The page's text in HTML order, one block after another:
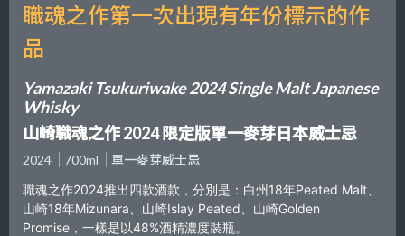
職魂之作第一次出現有年份標示的作
品
Yamazaki Tsukuriwake 2024 Single Malt Japanese
Whisky
山崎職魂之作 2024 限定版單一麥芽日本威士忌
2024 700ml
單一麥芽威士忌
職魂之作2024推出四款酒款，分別是：白州18年Peated Malt、
山崎18年Mizunara、山崎Islay Peated、山崎Golden
Promise，一樣是以48%酒精濃度裝瓶。